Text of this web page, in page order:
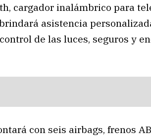
cargador inalámbrico para
asistencia
de las luces, seguros y
con seis airbags, frenos